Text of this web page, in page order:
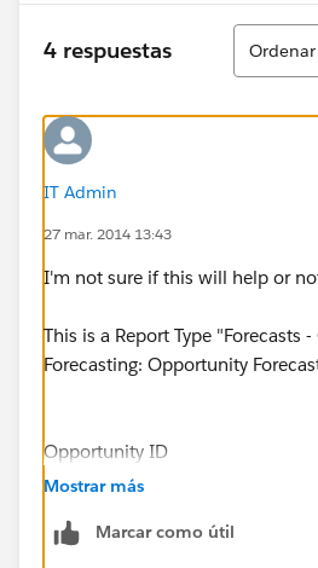
4 respuestas
Ordenar
IT Admin
27 mar. 2014 13:43
I'm not sure if this will help or
This is a Report Type "Forecasts
Forecasting: Opportunity
Opportunity ID
Quantity Actual
Forecast Date
Mostrar más
Marcar como útil